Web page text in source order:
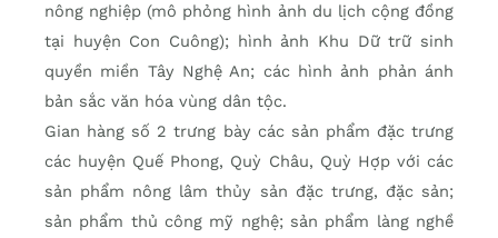
nông nghiệp (mô phỏng hình ảnh du lịch cộng đồng
tại huyện Con Cuông); hình ảnh Khu Dữ trữ sinh
quyền miền Tây Nghệ An; các hình ảnh phản ánh
bản sắc văn hóa vùng dân tộc.
Gian hàng số 2 trưng bày các sản phẩm đặc trưng
các huyện Quế Phong, Quỳ Châu, Quỳ Hợp với các
sản phẩm nông lâm thủy sản đặc trưng, đặc sản;
sản phẩm thủ công mỹ nghệ; sản phẩm làng nghề